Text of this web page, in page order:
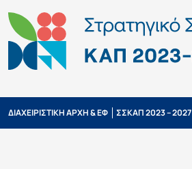
ΔΙΑΧΕΙΡΙΣΤΙΚΗ ΑΡΧΗ & ΕΦ ΣΣΚΑΠ 2023 – 2027